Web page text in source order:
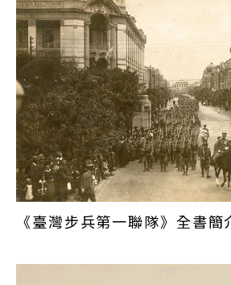
充滿反抗意識的高山原住民族進行
蕩。
關於這一方面的影像紀錄，我們可
中心典藏的明治時期私人寫真帖《
1914年《大正三年討伐紀念寫真
治臺灣初期，駐防臺灣主要部隊士
及部隊在各地執行「理蕃」任務等
史影像畫面。
《臺灣步兵第一聯隊》全書簡